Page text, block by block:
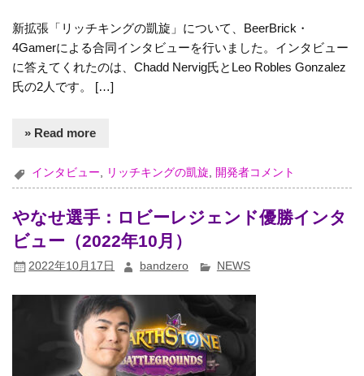
新拡張「リッチキングの凱旋」について、BeerBrick・
4Gamerによる合同インタビューを行いました。インタビュー
に答えてくれたのは、Chadd Nervig氏とLeo Robles Gonzalez
氏の2人です。 […]
» Read more
インタビュー, リッチキングの凱旋, 開発者コメント
やなせ選手：ロビーレジェンド優勝インタ
ビュー（2022年10月）
2022年10月17日 bandzero NEWS